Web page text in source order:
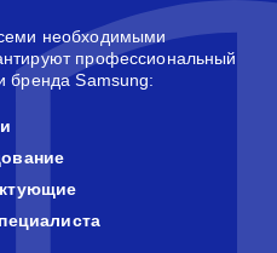
необходимыми
профессиональный
бренда Samsung: